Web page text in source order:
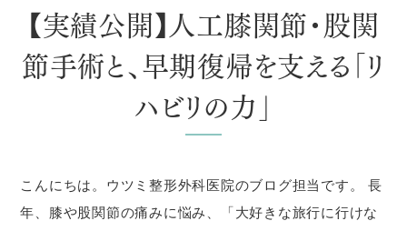
【実績公開】人工膝関節・股関
節手術と、早期復帰を支える「リ
ハビリの力」
こんにちは。ウツミ整形外科医院のブログ担当です。 長
年、膝や股関節の痛みに悩み、「大好きな旅行に行けな